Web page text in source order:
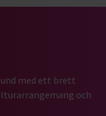
med ett brett
och